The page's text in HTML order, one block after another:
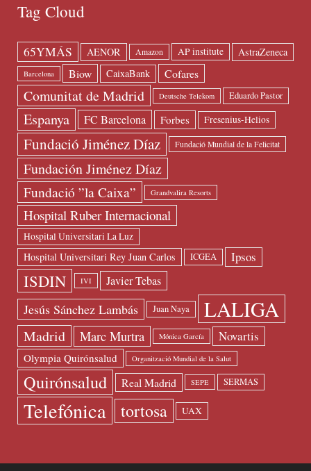
Tag Cloud
65YMÁS AENOR Amazon AP institute AstraZeneca
Barcelona Biow CaixaBank Cofares
Comunitat de Madrid Deutsche Telekom Eduardo Pastor
Espanya FC Barcelona Forbes Fresenius-Helios
Fundació Jiménez Díaz Fundació Mundial de la Felicitat
Fundación Jiménez Díaz
Fundació ”la Caixa” Grandvalira Resorts
Hospital Ruber Internacional
Hospital Universitari La Luz
Hospital Universitari Rey Juan Carlos ICGEA Ipsos
ISDIN IVI Javier Tebas
Jesús Sánchez Lambás Juan Naya LALIGA
Madrid Marc Murtra Mónica García Novartis
Olympia Quirónsalud Organització Mundial de la Salut
Quirónsalud Real Madrid SEPE SERMAS
Telefónica tortosa UAX